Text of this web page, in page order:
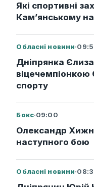
Які спортивні
Кам’янському
Обласні новини·
Дніпрянка
віцечемпіонкою
спорту
Бокс·09:00
Олександр
наступного бою
Обласні новини·